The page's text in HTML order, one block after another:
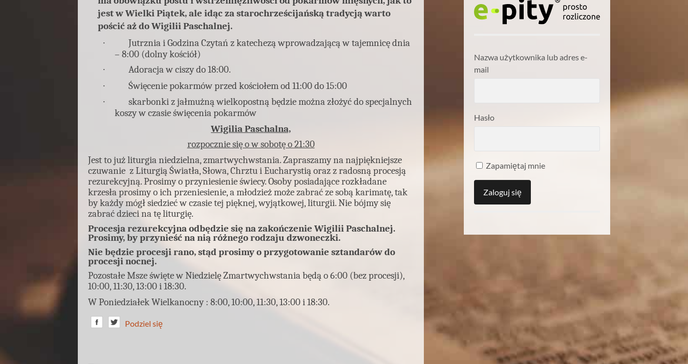
jest w Wielki Piątek, ale idąc za starochrześcijańską tradycją warto
pościć aż do Wigilii Paschalnej.
·
Jutrznia i Godzina Czytań z katechezą wprowadzającą w tajemnicę dnia
– 8:00 (dolny kościół)
· Adoracja w ciszy do 18:00.
· Święcenie pokarmów przed kościołem od 11:00 do 15:00
·
skarbonki z jałmużną wielkopostną będzie można złożyć do specjalnych
koszy w czasie święcenia pokarmów
Wigilia Paschalna,
rozpocznie się o w sobotę o 21:30
Jest to już liturgia niedzielna, zmartwychwstania. Zapraszamy na najpiękniejsze
czuwanie z Liturgią Światła, Słowa, Chrztu i Eucharystią oraz z radosną procesją
rezurekcyjną. Prosimy o przyniesienie świecy. Osoby posiadające rozkładane
krzesła prosimy o ich przeniesienie, a młodzież może zabrać ze sobą karimatę, tak
by każdy mógł siedzieć w czasie tej pięknej, wyjątkowej, liturgii. Nie bójmy się
zabrać dzieci na tę liturgię.
Procesja rezurekcyjna odbędzie się na zakończenie Wigilii Paschalnej.
Prosimy, by przynieść na nią różnego rodzaju dzwoneczki.
Nie będzie procesji rano, stąd prosimy o przygotowanie sztandarów do
procesji nocnej.
Pozostałe Msze święte w Niedzielę Zmartwychwstania będą o 6:00 (bez procesji),
10:00, 11:30, 13:00 i 18:30.
W Poniedziałek Wielkanocny : 8:00, 10:00, 11:30, 13:00 i 18:30.
Podziel się
Nazwa użytkownika lub adres e-
mail
Hasło
Zapamiętaj mnie